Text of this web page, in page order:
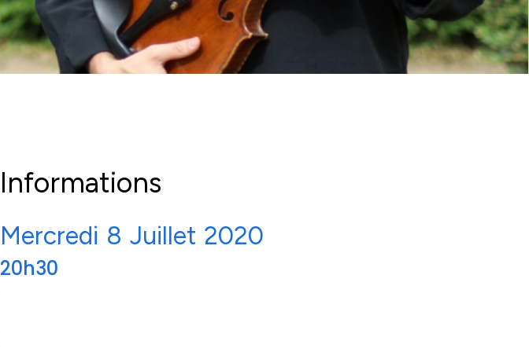
Informations
Mercredi 8 Juillet 2020
20h30